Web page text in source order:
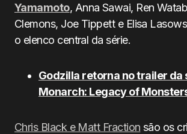
Yamamoto, Anna Sawai, Ren
Clemons, Joe Tippett e Elisa
o elenco central da série.
Godzilla retorna no trailer da
Monarch: Legacy of
Chris Black e Matt Fraction são os